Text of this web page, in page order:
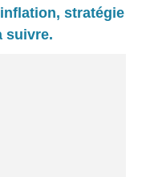
stratégie
suivre.